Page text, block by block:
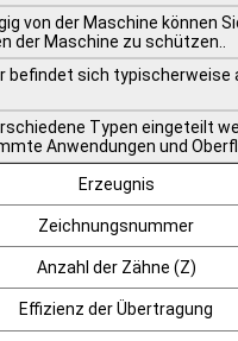
von der Maschine können
der Maschine zu schützen..
sich typischerweise
Typen eingeteilt
Anwendungen und
Erzeugnis
Zeichnungsnummer
Anzahl der Zähne (Z)
Effizienz der Übertragung